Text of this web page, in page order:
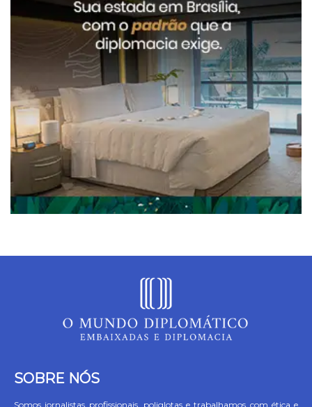
SOBRE NÓS
Somos jornalistas profissionais, poliglotas e trabalhamos com ética e